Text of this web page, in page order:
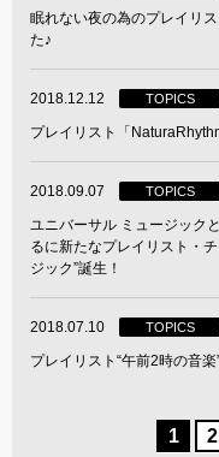
眠れない夜の為のプレイリ
た♪
2018.12.12 TOPICS
プレイリスト「
2018.09.07 TOPICS
ユニバーサル ミュージック
るに新たなプレイリスト・
ジック”誕生！
2018.07.10 TOPICS
プレイリスト“午前2時の音楽
1 2